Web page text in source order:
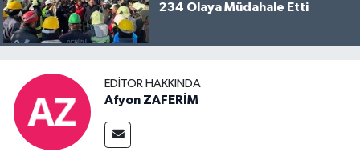
234 Olaya Müdahale Etti
EDITÖR HAKKINDA
Afyon ZAFERİM